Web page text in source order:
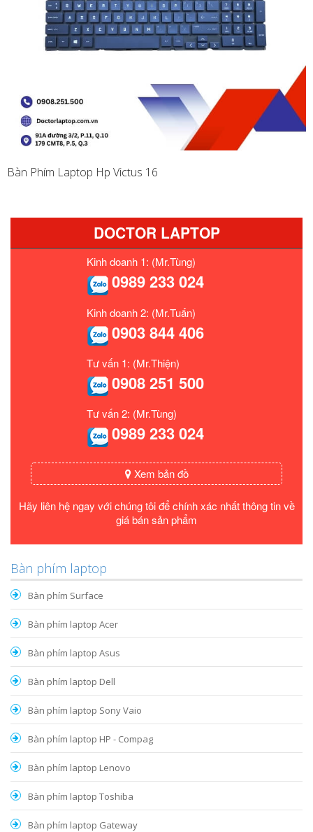
Bàn Phím Laptop Hp Victus 16
DOCTOR LAPTOP
Kinh doanh 1: (Mr.Tùng)
0989 233 024
Kinh doanh 2: (Mr.Tuấn)
0903 844 406
Tư vấn 1: (Mr.Thiện)
0908 251 500
Tư vấn 2: (Mr.Tùng)
0989 233 024
Xem bản đồ
Hãy liên hệ ngay với chúng tôi để chính xác nhất thông tin về
giá bán sản phẩm
Bàn phím laptop
Bàn phím Surface
Bàn phím laptop Acer
Bàn phím laptop Asus
Bàn phím laptop Dell
Bàn phím laptop Sony Vaio
Bàn phím laptop HP - Compag
Bàn phím laptop Lenovo
Bàn phím laptop Toshiba
Bàn phím laptop Gateway